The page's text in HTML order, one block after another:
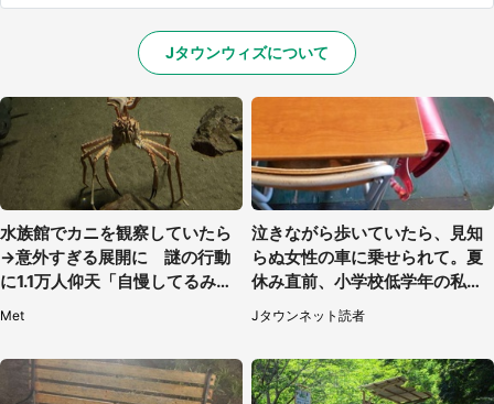
Jタウンウィズについて
水族館でカニを観察していたら
→意外すぎる展開に 謎の行動
に1.1万人仰天「自慢してるみた
Met
泣きながら歩いていたら、見知
らぬ女性の車に乗せられて。夏
休み直前、小学校低学年の私に
起きたこと（広島県・30代女
性）
Jタウンネット読者